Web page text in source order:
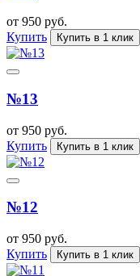
от 950 руб.
Купить
Купить в 1 клик
№13
от 950 руб.
Купить
Купить в 1 клик
№12
от 950 руб.
Купить
Купить в 1 клик